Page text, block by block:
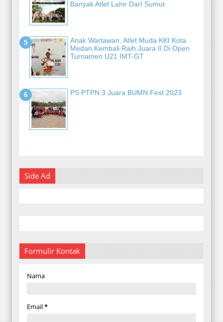
Banyak Atlet Lahir DarI Sumut
Anak Wartawan, Atlet Muda KKI Kota
Medan Kembali Raih Juara II Di Open
Turnamen U21 IMT-GT
PS PTPN 3 Juara BUMN Fest 2023
-
Side Ad
Formulir Kontak
Nama
Email*